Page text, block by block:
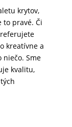
krytov,
to pravé. Či
kreatívne a
niečo. Sme
kvalitu,